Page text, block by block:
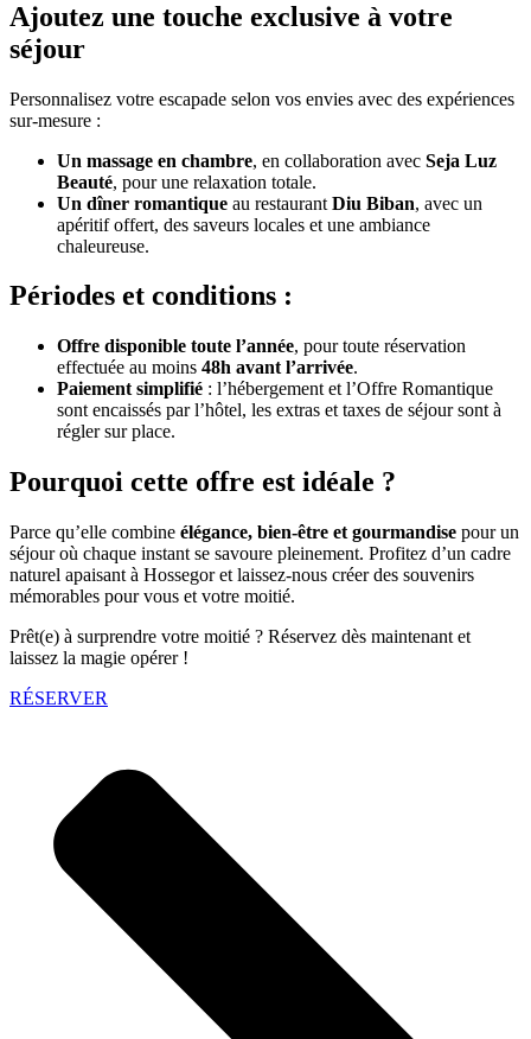
Ajoutez une touche exclusive à votre
séjour
Personnalisez votre escapade selon vos envies avec des expériences
sur-mesure :
Un massage en chambre, en collaboration avec Seja Luz
Beauté, pour une relaxation totale.
Un dîner romantique au restaurant Diu Biban, avec un
apéritif offert, des saveurs locales et une ambiance
chaleureuse.
Périodes et conditions :
Offre disponible toute l’année, pour toute réservation
effectuée au moins 48h avant l’arrivée.
Paiement simplifié : l’hébergement et l’Offre Romantique
sont encaissés par l’hôtel, les extras et taxes de séjour sont à
régler sur place.
Pourquoi cette offre est idéale ?
Parce qu’elle combine élégance, bien-être et gourmandise pour un
séjour où chaque instant se savoure pleinement. Profitez d’un cadre
naturel apaisant à Hossegor et laissez-nous créer des souvenirs
mémorables pour vous et votre moitié.
Prêt(e) à surprendre votre moitié ? Réservez dès maintenant et
laissez la magie opérer !
RÉSERVER